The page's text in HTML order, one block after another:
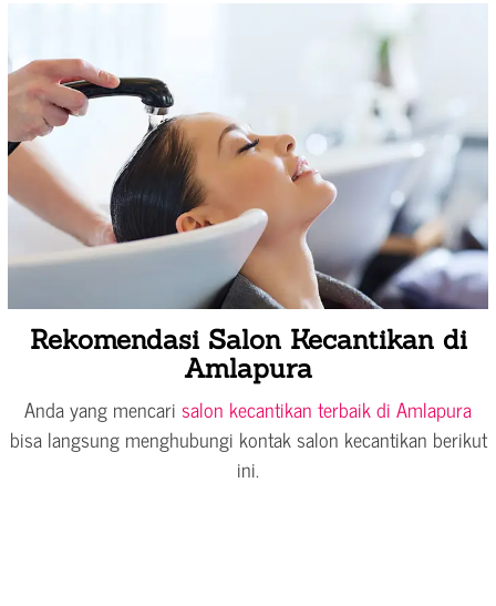
Rekomendasi Salon Kecantikan di
Amlapura
Anda yang mencari salon kecantikan terbaik di Amlapura
bisa langsung menghubungi kontak salon kecantikan berikut
ini.